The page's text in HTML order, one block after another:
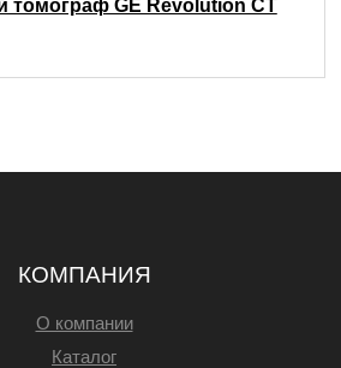
томограф GE Revolution CT
КОМПАНИЯ
О компании
Каталог